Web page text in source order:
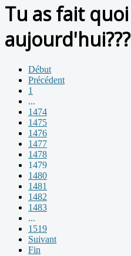
Tu as fait quoi
aujourd'hui???
Début
Précédent
1
...
1474
1475
1476
1477
1478
1479
1480
1481
1482
1483
...
1519
Suivant
Fin